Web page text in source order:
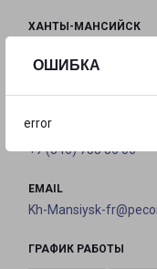
ОШИБКА
error
ХАНТЫ-МАНСИЙСК
ТЕЛЕФОН
+7 (346) 738 86 06
EMAIL
Kh-Mansiysk-
ГРАФИК РАБОТЫ